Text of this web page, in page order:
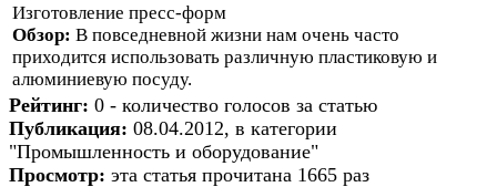
Изготовление пресс-форм
Обзор: В повседневной жизни нам очень часто
приходится использовать различную пластиковую и
алюминиевую посуду.
Рейтинг: 0 - количество голосов за статью
Публикация: 08.04.2012, в категории
"Промышленность и оборудование"
Просмотр: эта статья прочитана 1665 раз